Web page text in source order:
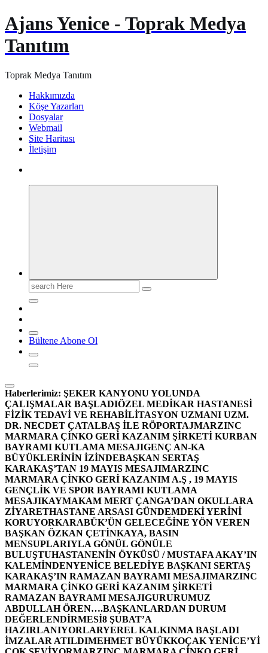
Ajans Yenice - Toprak Medya
Tanıtım
Toprak Medya Tanıtım
Hakkımızda
Köşe Yazarları
Dosyalar
Webmail
Site Haritası
İletişim
Search
for:
Bültene Abone Ol
Haberlerimiz: ŞEKER KANYONU YOLUNDA
ÇALIŞMALAR BAŞLADIÖZEL MEDİKAR HASTANESİ
FİZİK TEDAVİ VE REHABİLİTASYON UZMANI UZM.
DR. NECDET ÇATALBAŞ İLE RÖPORTAJMARZINC
MARMARA ÇİNKO GERİ KAZANIM ŞİRKETİ KURBAN
BAYRAMI KUTLAMA MESAJIGENÇ AN-KA
BÜYÜKLERİNİN İZİNDEBAŞKAN SERTAŞ
KARAKAŞ’TAN 19 MAYIS MESAJIMARZINC
MARMARA ÇİNKO GERİ KAZANIM A.Ş , 19 MAYIS
GENÇLİK VE SPOR BAYRAMI KUTLAMA
MESAJIKAYMAKAM MERT ÇANGA’DAN OKULLARA
ZİYARETHASTANE ARSASI GÜNDEMDEKİ YERİNİ
KORUYORKARABÜK’ÜN GELECEĞİNE YÖN VEREN
BAŞKAN ÖZKAN ÇETİNKAYA, BASIN
MENSUPLARIYLA GÖNÜL GÖNÜLE
BULUŞTUHASTANENİN ÖYKÜSÜ / MUSTAFA AKAY’IN
KALEMİNDENYENİCE BELEDİYE BAŞKANI SERTAŞ
KARAKAŞ’IN RAMAZAN BAYRAMI MESAJIMARZINC
MARMARA ÇİNKO GERİ KAZANIM ŞİRKETİ
RAMAZAN BAYRAMI MESAJIGURURUMUZ
ABDULLAH ÖREN….BAŞKANLARDAN DURUM
DEĞERLENDİRMESİ8 ŞUBAT’A
HAZIRLANIYORLARYEREL KALKINMA BAŞLADI
İMZALAR ATILDIMEHMET BÜYÜKKOÇAK YENİCE’Yİ